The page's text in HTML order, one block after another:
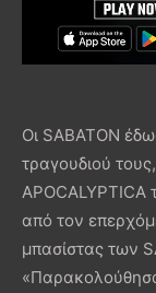
Οι SABATON
τραγουδιού
APOCALYPTICA
από τον
μπασίστας των